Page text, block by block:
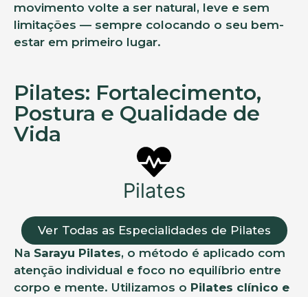
movimento volte a ser natural, leve e sem
limitações — sempre colocando o seu bem-
estar em primeiro lugar.
Pilates: Fortalecimento,
Postura e Qualidade de
Vida
Pilates
Ver Todas as Especialidades de Pilates
Na Sarayu Pilates, o método é aplicado com
atenção individual e foco no equilíbrio entre
corpo e mente. Utilizamos o Pilates clínico e